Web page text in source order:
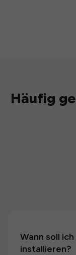
Häufig
Wann soll
installieren?